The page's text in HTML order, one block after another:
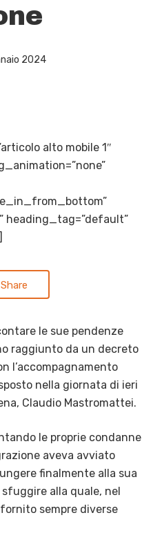
2024
alto mobile 1″
heading_tag=”default”
Share
le sue pendenze
raggiunto da un decreto
l’accompagnamento
nella giornata di ieri
Claudio Mastromattei.
le proprie condanne
aveva avviato
finalmente alla sua
alla quale, nel
sempre diverse